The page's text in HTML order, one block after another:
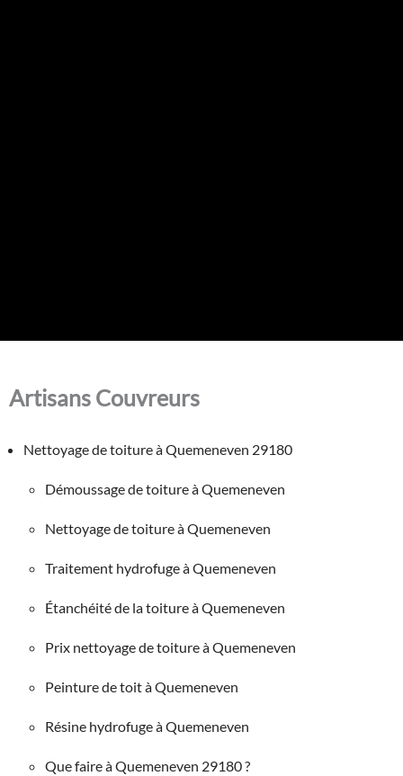
Artisans Couvreurs
Nettoyage de toiture à Quemeneven 29180
Démoussage de toiture à Quemeneven
Nettoyage de toiture à Quemeneven
Traitement hydrofuge à Quemeneven
Étanchéité de la toiture à Quemeneven
Prix nettoyage de toiture à Quemeneven
Peinture de toit à Quemeneven
Résine hydrofuge à Quemeneven
Que faire à Quemeneven 29180 ?